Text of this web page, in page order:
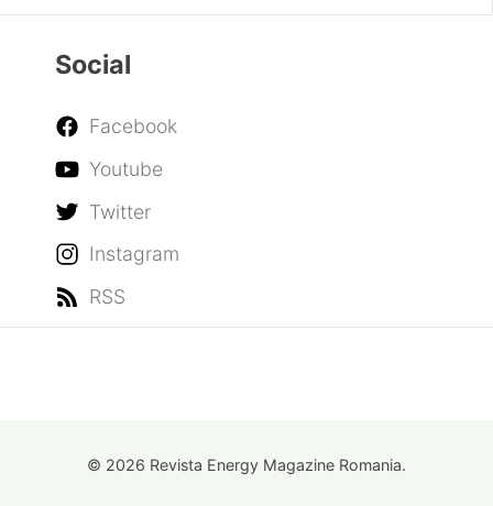
Social
Facebook
Youtube
Twitter
Instagram
RSS
© 2026 Revista Energy Magazine Romania.